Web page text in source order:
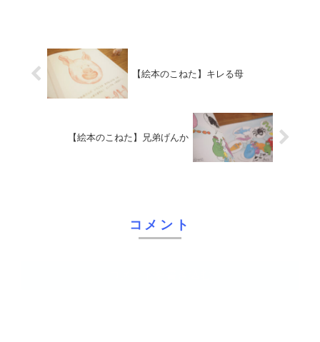
【絵本のこねた】キレる母
【絵本のこねた】兄弟げんか
コメント